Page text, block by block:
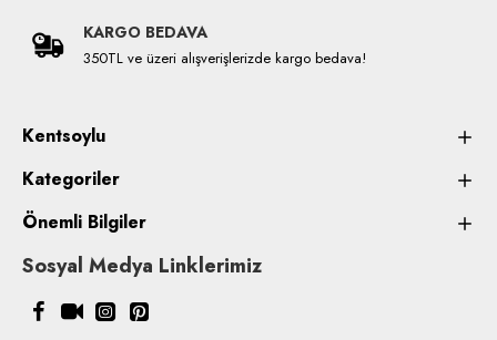
KARGO BEDAVA
350TL ve üzeri alışverişlerizde kargo bedava!
Kentsoylu
Kategoriler
Önemli Bilgiler
Sosyal Medya Linklerimiz